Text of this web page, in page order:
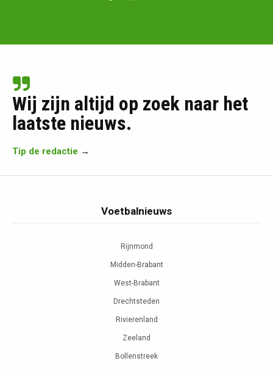
Wij zijn altijd op zoek naar het
laatste nieuws.
Tip de redactie →
Voetbalnieuws
Rijnmond
Midden-Brabant
West-Brabant
Drechtsteden
Rivierenland
Zeeland
Bollenstreek